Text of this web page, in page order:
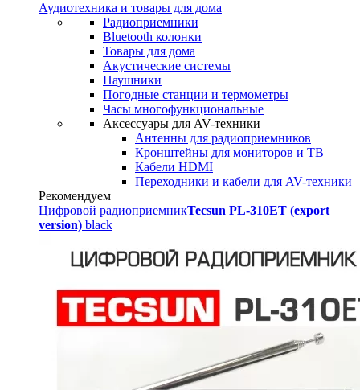
Аудиотехника и товары для дома
Радиоприемники
Bluetooth колонки
Товары для дома
Акустические системы
Наушники
Погодные станции и термометры
Часы многофункциональные
Аксессуары для AV-техники
Антенны для радиоприемников
Кронштейны для мониторов и ТВ
Кабели HDMI
Переходники и кабели для AV-техники
Рекомендуем
Цифровой радиоприемникTecsun PL-310ET (export
version) black